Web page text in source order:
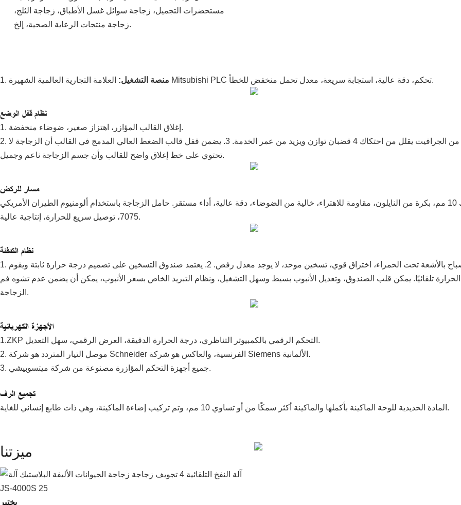
مستحضرات التجميل، زجاجة سوائل غسل الأطباق، زجاجة الثلج،
زجاجة منتجات الرعاية الصحية، إلخ.
1. منصة التشغيل: العلامة التجارية العالمية الشهيرة Mitsubishi PLC تحكم، دقة عالية، استجابة سريعة، معدل تحمل منخفض للخطأ.
نظام قفل الوضع
1. إغلاق القالب المؤازر، اهتزاز صغير، ضوضاء منخفضة.
2. غلاف نحاسي من الجرافيت يقلل من احتكاك 4 قضبان توازن ويزيد من عمر الخدمة. 3. يضمن قفل قالب الضغط العالي المدمج في القالب أن الزجاجة لا
تحتوي على خط إغلاق واضح للقالب وأن جسم الزجاجة ناعم وجميل.
مسار للركض
شريحة بسمك 10 مم، بكرة من النايلون، مقاومة للاهتراء، خالية من الضوضاء، دقة عالية، أداء مستقر. حامل الزجاجة باستخدام ألومنيوم الطيران الأمريكي
7075، توصيل سريع للحرارة، إنتاجية عالية.
نظام التدفئة
1. تسخين مصباح بالأشعة تحت الحمراء، اختراق قوي، تسخين موحد، لا يوجد معدل رفض. 2. يعتمد صندوق التسخين على تصميم درجة حرارة ثابتة ويقوم
تلقائيًا. يمكن قلب الصندوق، وتعديل الأنبوب بسيط وسهل التشغيل، ونظام التبريد الخاص بسعر الأنبوب، يمكن أن يضمن عدم تشوه فم
الزجاجة.
الأجهزة الكهربائية
1.ZKP التحكم الرقمي بالكمبيوتر التناظري، درجة الحرارة الدقيقة، العرض الرقمي، سهل التعديل.
2. موصل التيار المتردد هو شركة Schneider الفرنسية، والعاكس هو شركة Siemens الألمانية.
3. جميع أجهزة التحكم المؤازرة مصنوعة من شركة ميتسوبيشي.
تجميع الرف
المادة الحديدية للوحة الماكينة بأكملها والماكينة أكثر سمكًا من أو تساوي 10 مم، وتم تركيب إضاءة الماكينة، وهي ذات طابع إنساني للغاية.
ميزتنا
يختبر